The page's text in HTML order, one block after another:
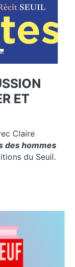
ET
Claire
des hommes
du Seuil.